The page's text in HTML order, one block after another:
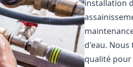
installation
d'eau.
qualité